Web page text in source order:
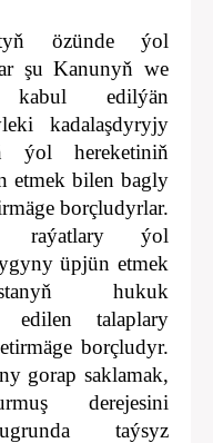
özünde ýol
şu Kanunyň we
edilýän
kadalaşdyryjy
ýol hereketiniň
etmek bilen bagly
borçludyrlar.
raýatlary ýol
üpjün etmek
hukuk
edilen talaplary
borçludyr.
gorap saklamak,
derejesini
taýsyz